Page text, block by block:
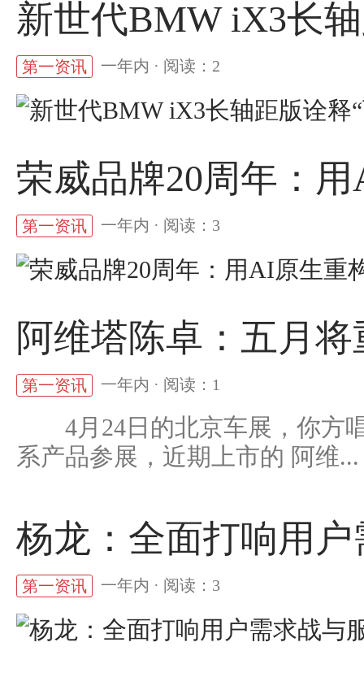
新世代BMW iX3长
第一资讯 一年内 · 阅读：2
荣威品牌20周年：
第一资讯 一年内 · 阅读：3
阿维塔陈卓：五月
第一资讯 一年内 · 阅读：1
4月24日的北京车展，你方
系产品参展，近期上市的 阿维...
杨龙：全面打响用
第一资讯 一年内 · 阅读：3